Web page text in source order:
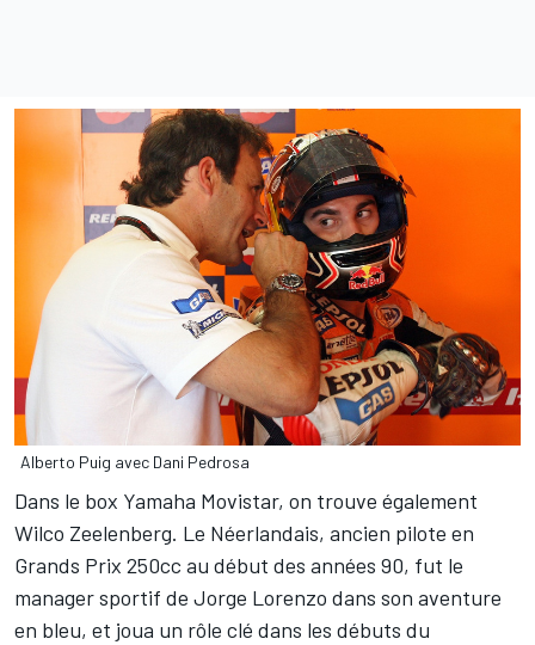
Alberto Puig avec Dani Pedrosa
Dans le box Yamaha Movistar, on trouve également
Wilco Zeelenberg. Le Néerlandais, ancien pilote en
Grands Prix 250cc au début des années 90, fut le
manager sportif de Jorge Lorenzo dans son aventure
en bleu, et joua un rôle clé dans les débuts du